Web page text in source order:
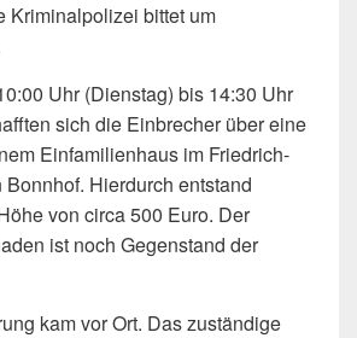
Kriminalpolizei bittet um
Uhr (Dienstag) bis 14:30 Uhr
sich die Einbrecher über eine
Einfamilienhaus im Friedrich-
Hierdurch entstand
von circa 500 Euro. Der
ist noch Gegenstand der
kam vor Ort. Das zuständige